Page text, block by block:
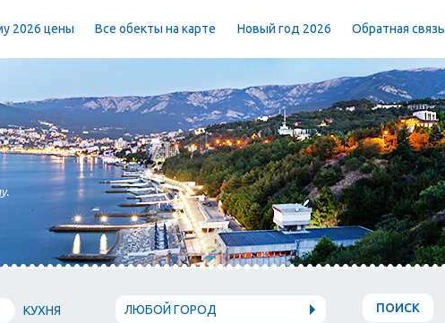
2026 цены Все обекты на карте Новый год 2026 Обратная связь
КУХНЯ ЛЮБОЙ ГОРОД ПОИСК